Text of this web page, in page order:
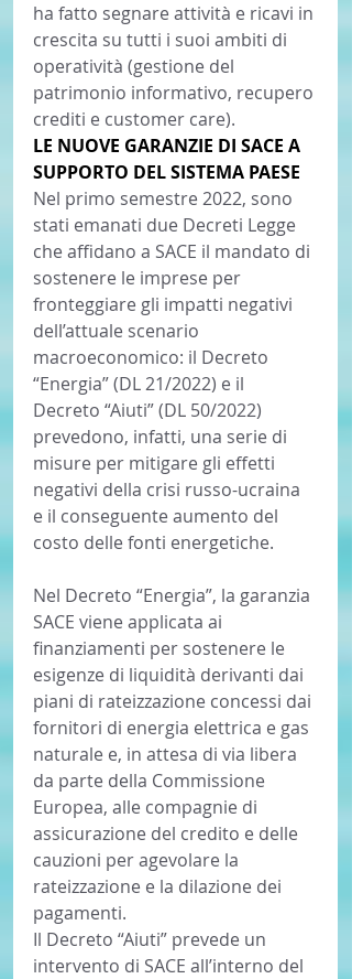
ha fatto segnare attività e ricavi in
crescita su tutti i suoi ambiti di
operatività (gestione del
patrimonio informativo, recupero
crediti e customer care).
LE NUOVE GARANZIE DI SACE A
SUPPORTO DEL SISTEMA PAESE
Nel primo semestre 2022, sono
stati emanati due Decreti Legge
che affidano a SACE il mandato di
sostenere le imprese per
fronteggiare gli impatti negativi
dell’attuale scenario
macroeconomico: il Decreto
“Energia” (DL 21/2022) e il
Decreto “Aiuti” (DL 50/2022)
prevedono, infatti, una serie di
misure per mitigare gli effetti
negativi della crisi russo-ucraina
e il conseguente aumento del
costo delle fonti energetiche.
Nel Decreto “Energia”, la garanzia
SACE viene applicata ai
finanziamenti per sostenere le
esigenze di liquidità derivanti dai
piani di rateizzazione concessi dai
fornitori di energia elettrica e gas
naturale e, in attesa di via libera
da parte della Commissione
Europea, alle compagnie di
assicurazione del credito e delle
cauzioni per agevolare la
rateizzazione e la dilazione dei
pagamenti.
Il Decreto “Aiuti” prevede un
intervento di SACE all’interno del